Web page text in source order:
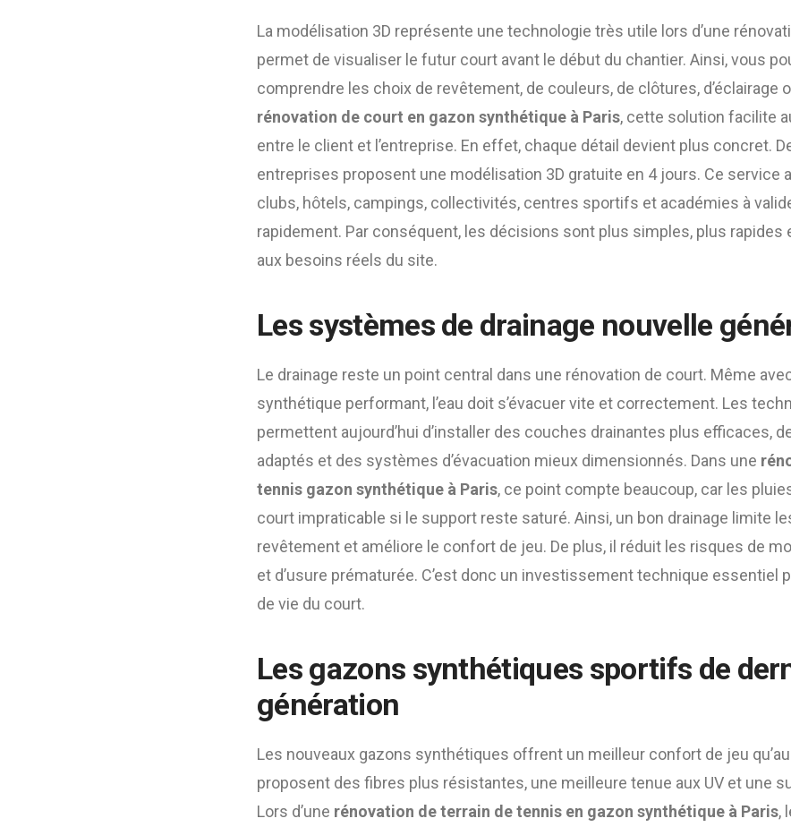
La modélisation 3D représente une technologie très utile lors d’une
permet de visualiser le futur court avant le début du chantier. Ainsi, vous
comprendre les choix de revêtement, de couleurs, de clôtures, d’éclairage
rénovation de court en gazon synthétique à Paris, cette solution facilite
entre le client et l’entreprise. En effet, chaque détail devient plus concret.
entreprises proposent une modélisation 3D gratuite en 4 jours. Ce service
clubs, hôtels, campings, collectivités, centres sportifs et académies à
rapidement. Par conséquent, les décisions sont plus simples, plus rapides
aux besoins réels du site.
Les systèmes de drainage nouvelle
Le drainage reste un point central dans une rénovation de court. Même
synthétique performant, l’eau doit s’évacuer vite et correctement. Les
permettent aujourd’hui d’installer des couches drainantes plus efficaces,
adaptés et des systèmes d’évacuation mieux dimensionnés. Dans une
tennis gazon synthétique à Paris, ce point compte beaucoup, car les
court impraticable si le support reste saturé. Ainsi, un bon drainage limite
revêtement et améliore le confort de jeu. De plus, il réduit les risques de
et d’usure prématurée. C’est donc un investissement technique essentiel
de vie du court.
Les gazons synthétiques sportifs de
génération
Les nouveaux gazons synthétiques offrent un meilleur confort de jeu
proposent des fibres plus résistantes, une meilleure tenue aux UV et une
Lors d’une rénovation de terrain de tennis en gazon synthétique à Paris,